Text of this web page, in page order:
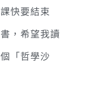
快要結束
，希望我讀
「哲學沙